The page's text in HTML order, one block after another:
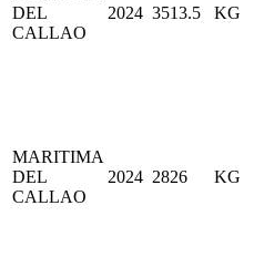
DEL
CALLAO
2024 3513.5 KG
MARITIMA
DEL
CALLAO
2024 2826 KG